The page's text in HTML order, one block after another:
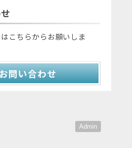
こちらからお願いしま
問い合わせ
Admin